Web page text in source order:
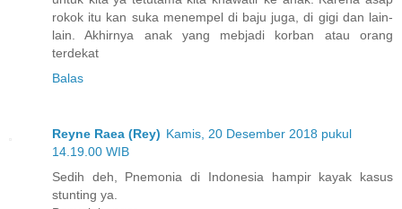
rokok itu kan suka menempel di baju juga, di gigi dan lain-
lain. Akhirnya anak yang mebjadi korban atau orang
terdekat
Balas
Reyne Raea (Rey) Kamis, 20 Desember 2018 pukul
14.19.00 WIB
Sedih deh, Pnemonia di Indonesia hampir kayak kasus
stunting ya.